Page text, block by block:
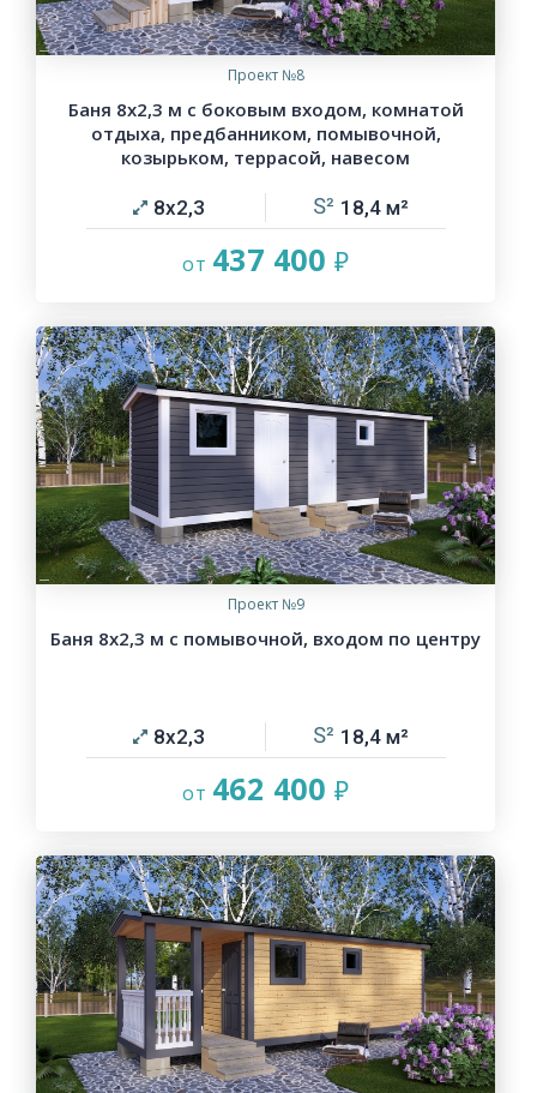
Проект №8
Баня 8х2,3 м с боковым входом, комнатой
отдыха, предбанником, помывочной,
козырьком, террасой, навесом
8х2,3 18,4
437 400
Проект №9
Баня 8х2,3 м с помывочной, входом по центру
8х2,3 18,4
462 400